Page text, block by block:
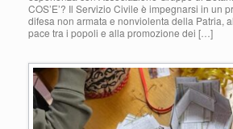
COS’E’? Il Servizio Civile è impegnarsi in un
difesa non armata e nonviolenta della Patria,
pace tra i popoli e alla promozione dei […]